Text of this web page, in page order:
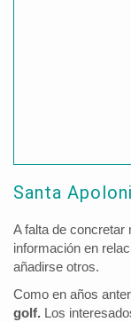
Santa
A falta de
información en
añadirse otros.
Como en años
golf. Los